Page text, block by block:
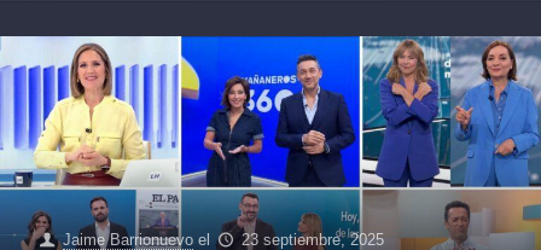
Jaime Barrionuevo el 23 septiembre, 2025